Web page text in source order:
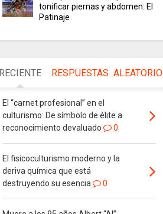
tonificar piernas y abdomen: El
Patinaje
RECIENTE RESPUESTAS ALEATORIO
El “carnet profesional” en el
culturismo: De símbolo de élite a
reconocimiento devaluado
0
El fisicoculturismo moderno y la
deriva química que está
destruyendo su esencia
0